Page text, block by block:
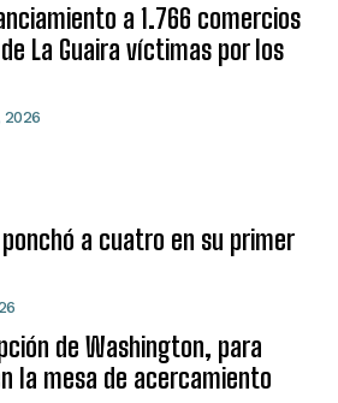
a 1.766 comercios
La Guaira víctimas por los
2026
ponchó a cuatro en su primer
de Washington, para
la mesa de acercamiento